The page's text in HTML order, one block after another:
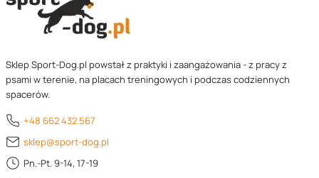
Sklep Sport-Dog.pl powstał z praktyki i zaangażowania - z pracy z
psami w terenie, na placach treningowych i podczas codziennych
spacerów.
+48 662 432 567
sklep@sport-dog.pl
Pn.-Pt. 9-14, 17-19